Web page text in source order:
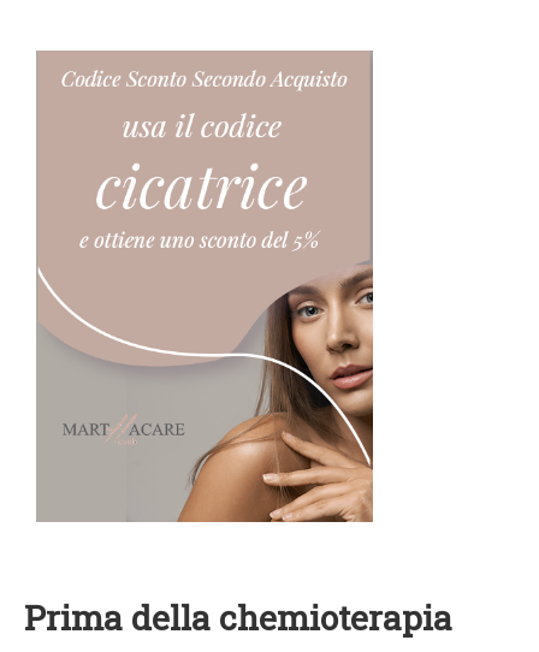
Prima della chemioterapia